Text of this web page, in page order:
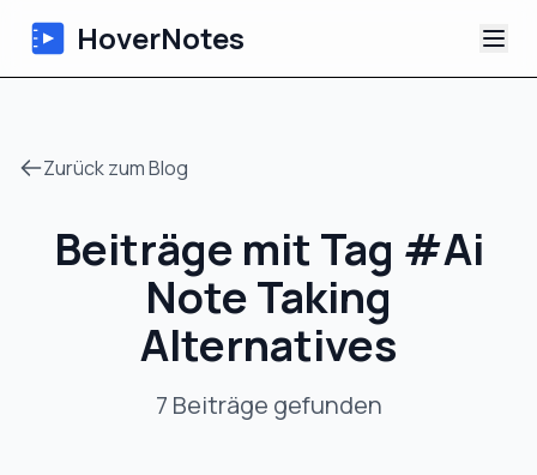
HoverNotes
KI-Video-Notizen
Tutorials
Zurück zum Blog
Beiträge mit Tag #Ai
Note Taking
Alternatives
7 Beiträge gefunden